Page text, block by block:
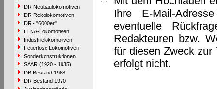
DR-Neubaulokomotiven
DR-Rekolokomotiven
DR - "6000er"
ELNA-Lokomotiven
Industrielokomotiven
Feuerlose Lokomotiven
Sonderkonstruktionen
SAAR (1920 - 1935)
DB-Bestand 1968
DR-Bestand 1970
Ihre E-Mail-
eventuelle
Redakteuren bzw.
für diesen Zweck zur
erfolgt nicht.